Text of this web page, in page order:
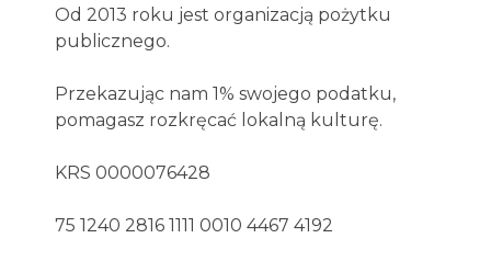
Od 2013 roku jest organizacją pożytku
publicznego.
Przekazując nam 1% swojego podatku,
pomagasz rozkręcać lokalną kulturę.
KRS 0000076428
75 1240 2816 1111 0010 4467 4192